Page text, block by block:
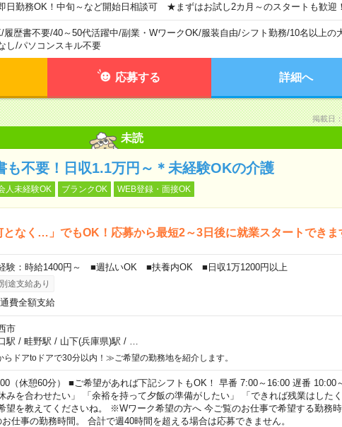
即日勤務OK！中旬～など開始日相談可 ★まずはお試し2カ月～のスタートも歓迎！
/履歴書不要/40～50代活躍中/副業・WワークOK/服装自由/シフト勤務/10名以上の
し/パソコンスキル不要
応募する 詳細へ
掲載日
未読
も不要！日収1.1万円～＊未経験OKの介護
人未経験OK ブランクOK WEB登録・面接OK
となく…」でもOK！応募から最短2～3日後に就業スタートできま
験：時給1400円～ ■週払いOK ■扶養内OK ■日収1万1200円以上
途支給あり
費全額支給
市
駅 / 畦野駅 / 山下(兵庫県)駅 /
ドアtoドアで30分以内！≫ご希望の勤務地を紹介します。
（休憩60分） ■ご希望があれば下記シフトもOK！ 早番 7:00～16:00 遅番 10:00
みを合わせたい」 「余裕を持って夕飯の準備がしたい」 「できれば残業はしたく
望を教えてくださいね。 ※Wワーク希望の方へ 今ご覧のお仕事で希望する勤務時
お仕事の勤務時間。 合計で週40時間を超える場合は応募できません。